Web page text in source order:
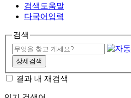
검색도움말
다국어입력
검색
상세검색
결과 내 재검색